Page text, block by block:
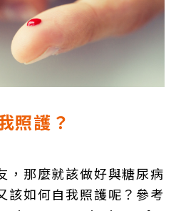
照護？
，那麼就該做好與糖尿病
該如何自我照護呢？參考